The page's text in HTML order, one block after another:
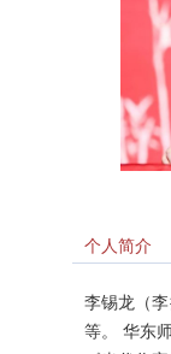
个人简介
李锡龙（
等。 华东